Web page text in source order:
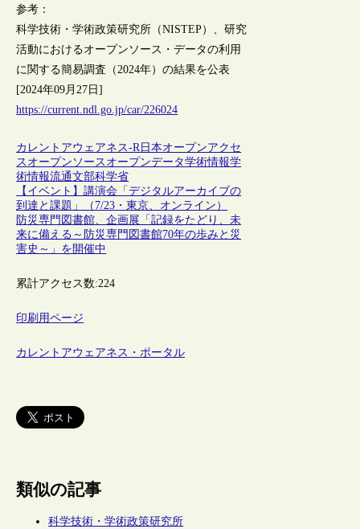
参考：
科学技術・学術政策研究所（NISTEP）、研究
活動におけるオープンソース・データの利用
に関する簡易調査（2024年）の結果を公表
[2024年09月27日]
https://current.ndl.go.jp/car/226024
カレントアウェアネス-R 日本オープンアクセ
ス オープンソース オープンデータ学術情報学
術情報流通文部科学省
【イベント】講演会「デジタルアーカイブの
到達と課題」（7/23・東京、オンライン）
防災専門図書館、企画展「記録をたどり、未
来に備える～防災専門図書館70年の歩みと災
害史～」を開催中
累計アクセス数:224
印刷用ページ
カレントアウェアネス・ポータル
類似の記事
科学技術・学術政策研究所